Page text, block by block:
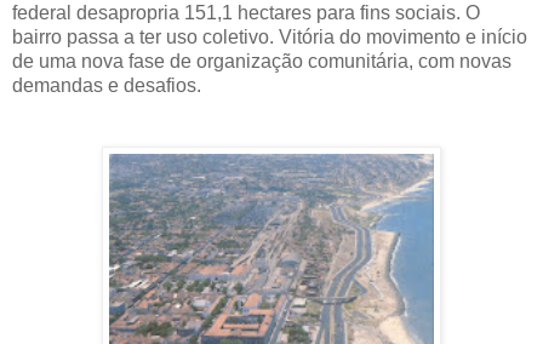
federal desapropria 151,1 hectares para fins sociais. O
bairro passa a ter uso coletivo. Vitória do movimento e início
de uma nova fase de organização comunitária, com novas
demandas e desafios.